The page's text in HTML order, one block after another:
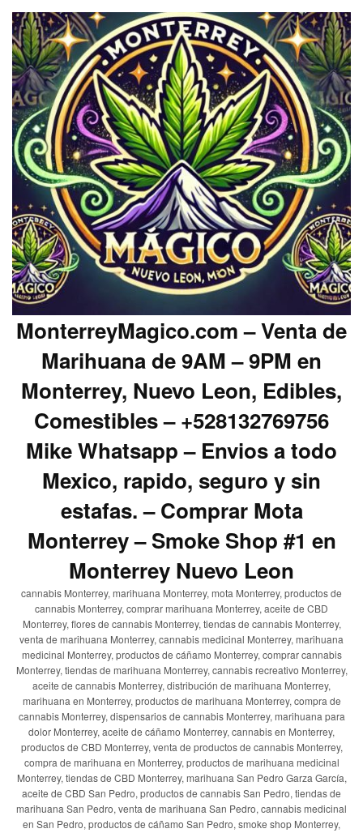
MonterreyMagico.com – Venta de
Marihuana de 9AM – 9PM en
Monterrey, Nuevo Leon, Edibles,
Comestibles – +528132769756
Mike Whatsapp – Envios a todo
Mexico, rapido, seguro y sin
estafas. – Comprar Mota
Monterrey – Smoke Shop #1 en
Monterrey Nuevo Leon
cannabis Monterrey, marihuana Monterrey, mota Monterrey, productos de
cannabis Monterrey, comprar marihuana Monterrey, aceite de CBD
Monterrey, flores de cannabis Monterrey, tiendas de cannabis Monterrey,
venta de marihuana Monterrey, cannabis medicinal Monterrey, marihuana
medicinal Monterrey, productos de cáñamo Monterrey, comprar cannabis
Monterrey, tiendas de marihuana Monterrey, cannabis recreativo Monterrey,
aceite de cannabis Monterrey, distribución de marihuana Monterrey,
marihuana en Monterrey, productos de marihuana Monterrey, compra de
cannabis Monterrey, dispensarios de cannabis Monterrey, marihuana para
dolor Monterrey, aceite de cáñamo Monterrey, cannabis en Monterrey,
productos de CBD Monterrey, venta de productos de cannabis Monterrey,
compra de marihuana en Monterrey, productos de marihuana medicinal
Monterrey, tiendas de CBD Monterrey, marihuana San Pedro Garza García,
aceite de CBD San Pedro, productos de cannabis San Pedro, tiendas de
marihuana San Pedro, venta de marihuana San Pedro, cannabis medicinal
en San Pedro, productos de cáñamo San Pedro, smoke shop Monterrey,